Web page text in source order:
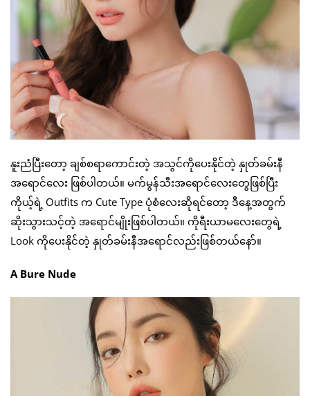
နူးညံပြီးတော့ ချစ်စရာကောင်းတဲ့ အသွင်ကိုပေးနိုင်တဲ့ နှုတ်ခမ်းနီ
အရောင်လေး ဖြစ်ပါတယ်။ မက်မွန်သီးအရောင်လေးတွေဖြစ်ပြီး
ကိုယ့်ရဲ့ Outfits က Cute Type ပုံစံလေးဆိုရင်တော့ ဒီနေ့အတွက်
ဆိုးသွားသင့်တဲ့ အရောင်မျိုးဖြစ်ပါတယ်။ ကိုရီးယာမလေးတွေရဲ့
Look ကိုပေးနိုင်တဲ့ နှုတ်ခမ်းနီအရောင်လည်းဖြစ်တယ်နော်။
A Bure Nude